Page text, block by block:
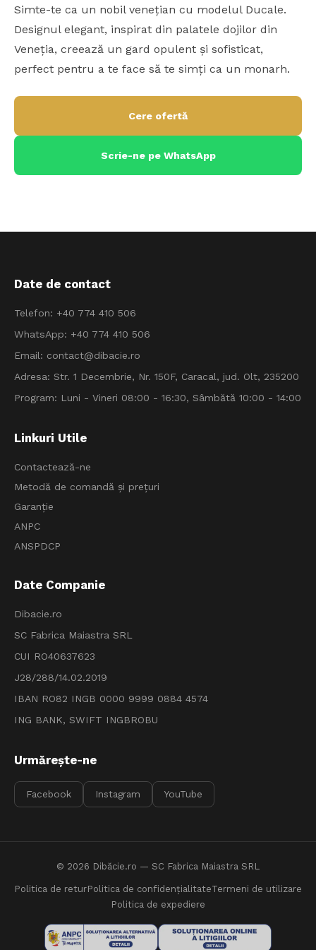
Simte-te ca un nobil venețian cu modelul Ducale.
Designul elegant, inspirat din palatele dojilor din
Veneția, creează un gard opulent și sofisticat,
perfect pentru a te face să te simți ca un monarh.
Cere ofertă
Scrie-ne pe WhatsApp
Date de contact
Telefon: +40 774 410 506
WhatsApp: +40 774 410 506
Email: contact@dibacie.ro
Adresa: Str. 1 Decembrie, Nr. 150F, Caracal, jud. Olt, 235200
Program: Luni - Vineri 08:00 - 16:30, Sâmbătă 10:00 - 14:00
Linkuri Utile
Contactează-ne
Metodă de comandă și prețuri
Garanție
ANPC
ANSPDCP
Date Companie
Dibacie.ro
SC Fabrica Maiastra SRL
CUI RO40637623
J28/288/14.02.2019
IBAN RO82 INGB 0000 9999 0884 4574
ING BANK, SWIFT INGBROBU
Urmărește-ne
Facebook Instagram YouTube
© 2026 Dibăcie.ro — SC Fabrica Maiastra SRL
Politica de returPolitica de confidențialitateTermeni de utilizare
Politica de expediere